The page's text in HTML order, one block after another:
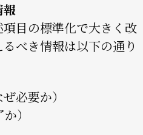
報
目の標準化で大きく改
べき情報は以下の通り
必要か）
）